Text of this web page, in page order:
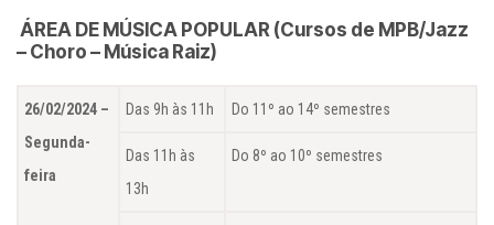
ÁREA DE MÚSICA POPULAR (Cursos de MPB/Jazz
– Choro – Música Raiz)
26/02/2024 –
Segunda-
feira
Das 9h às 11h Do 11º ao 14º semestres
Das 11h às
13h
Do 8º ao 10º semestres